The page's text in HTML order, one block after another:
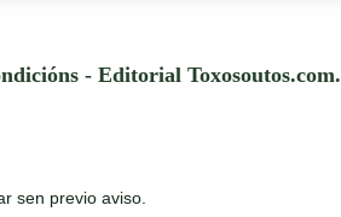
- Editorial Toxosoutos.com.
sen previo aviso.